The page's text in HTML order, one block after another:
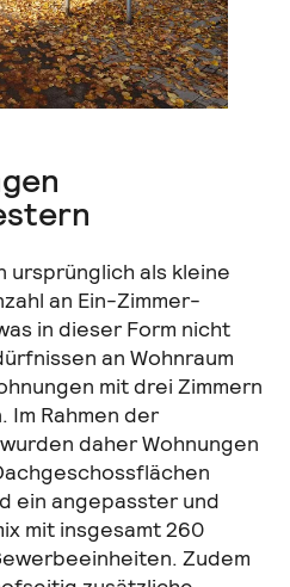
ursprünglich als kleine
an Ein-Zimmer-
in dieser Form nicht
an Wohnraum
mit drei Zimmern
Im Rahmen der
daher Wohnungen
ein angepasster und
mit insgesamt 260
Zudem